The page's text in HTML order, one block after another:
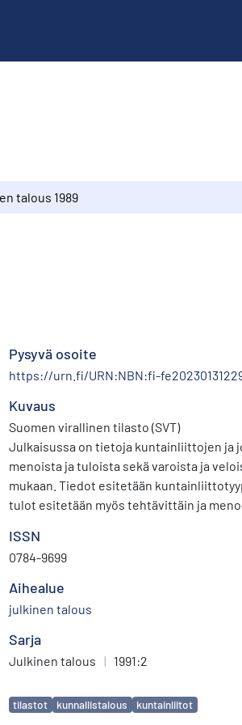
talous 1989
Pysyvä osoite
https://urn.fi/URN:NBN:fi-
Kuvaus
Suomen virallinen tilasto (SVT)
Julkaisussa on tietoja kuntainliittojen ja
menoista ja tuloista sekä varoista ja
mukaan. Tiedot esitetään
tulot esitetään myös tehtävittäin ja
ISSN
0784-9699
Aihealue
julkinen talous
Sarja
Julkinen talous | 1991:2
Avainsanat
tilastot kunnallistalous kuntainliitot